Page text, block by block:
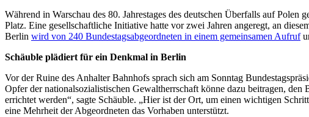
Während in Warschau des 80. Jahrestages des deutschen Überfalls auf
Platz. Eine gesellschaftliche Initiative hatte vor zwei Jahren angeregt, an
Berlin wird von 240 Bundestagsabgeordneten in einem gemeinsamen Aufruf
Schäuble plädiert für ein Denkmal in Berlin
Vor der Ruine des Anhalter Bahnhofs sprach sich am Sonntag
Opfer der nationalsozialistischen Gewaltherrschaft könne dazu beitragen,
errichtet werden“, sagte Schäuble. „Hier ist der Ort, um einen wichtigen
eine Mehrheit der Abgeordneten das Vorhaben unterstützt.